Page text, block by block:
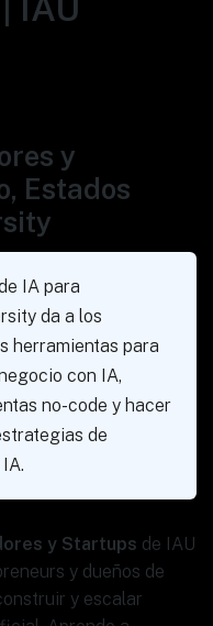
IAU
y
Estados
IA para
da a los
herramientas para
con IA,
no-code y hacer
de
y Startups de IAU
y dueños de
y escalar